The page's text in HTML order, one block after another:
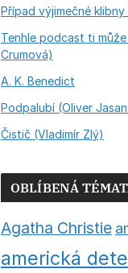
Případ výjimečné
Tenhle podcast ti
Crumová)
A. K. Benedict
Podpalubí (Oliver
Čistič (Vladimír Zlý)
OBLÍBENÁ
Agatha Christie
americká